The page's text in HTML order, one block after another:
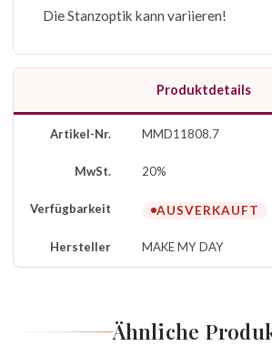
Die Stanzoptik kann variieren!
Produktdetails
Artikel-Nr. MMD11808.7
MwSt. 20%
Verfügbarkeit AUSVERKAUFT
Hersteller MAKE MY DAY
Ähnliche